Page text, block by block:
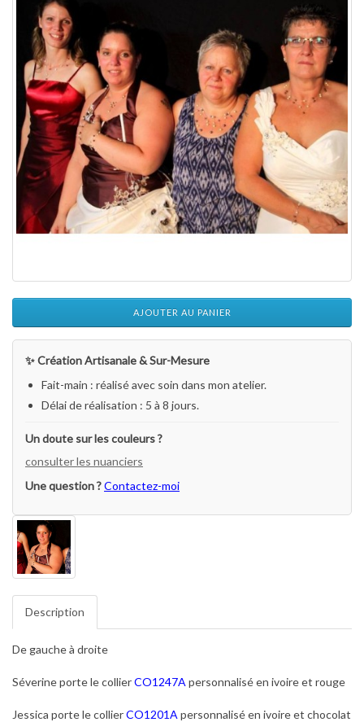
AJOUTER AU PANIER
✨ Création Artisanale & Sur-Mesure
Fait-main : réalisé avec soin dans mon atelier.
Délai de réalisation : 5 à 8 jours.
Un doute sur les couleurs ?
consulter les nuanciers
Une question ?Contactez-moi
Description
De gauche à droite
Séverine porte le collierCO1247A personnalisé en ivoire et rouge
Jessica porte le collierCO1201A personnalisé en ivoire et chocolat